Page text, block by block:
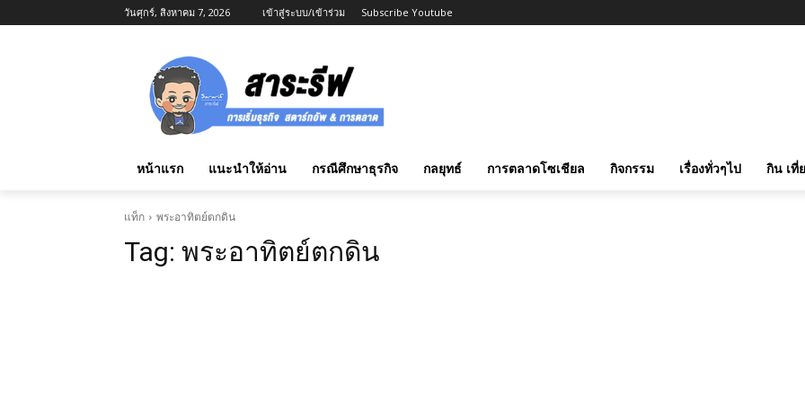
วันศุกร์, สิงหาคม 7, 2026 เข้าสู่ระบบ/เข้าร่วม Subscribe Youtube
หน้าแรก แนะนำให้อ่าน กรณีศึกษาธุรกิจ กลยุทธ์ การตลาดโซเชียล กิจกรรม เรื่องทั่วๆไป กิน เที่
แท็ก พระอาทิตย์ตกดิน
Tag: พระอาทิตย์ตกดิน